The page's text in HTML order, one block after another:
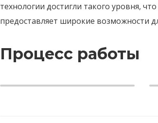
технологии достигли такого уровня,
предоставляет широкие возможности
Процесс работы